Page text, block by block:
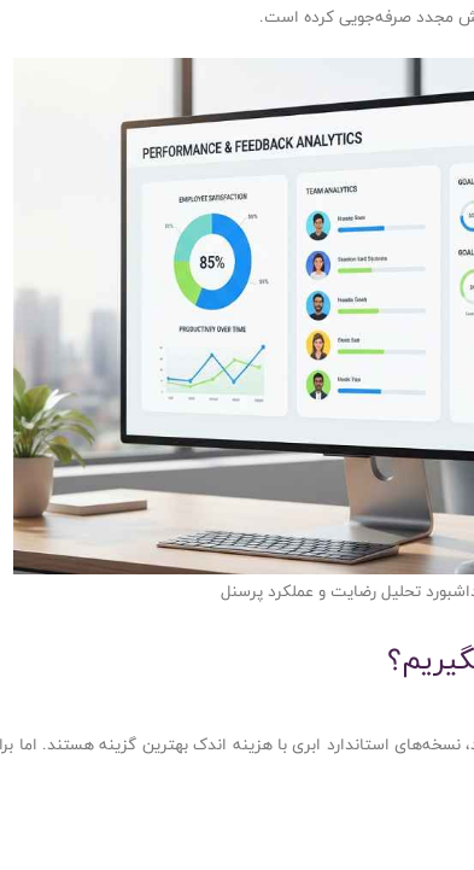
مجدد صرفه‌جویی کرده است.
تحلیل رضایت و عملکرد پرسنل
نسخه‌های استاندارد ابری با هزینه اندک بهترین گزینه هستند. اما